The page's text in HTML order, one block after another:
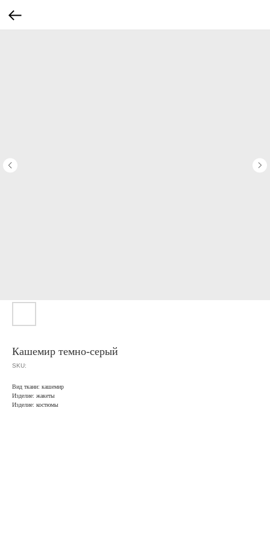
Кашемир темно-серый
SKU:
Вид ткани: кашемир
Изделие: жакеты
Изделие: костюмы